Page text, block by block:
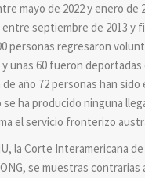
mayo de 2022 y enero de
septiembre de 2013 y
personas regresaron
unas 60 fueron deportadas
año 72 personas han sido
se ha producido ninguna
el servicio fronterizo
la Corte Interamericana
se muestras contrarias